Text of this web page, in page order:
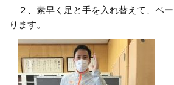
２、素早く足と手を入れ替えて、ベー
ります。